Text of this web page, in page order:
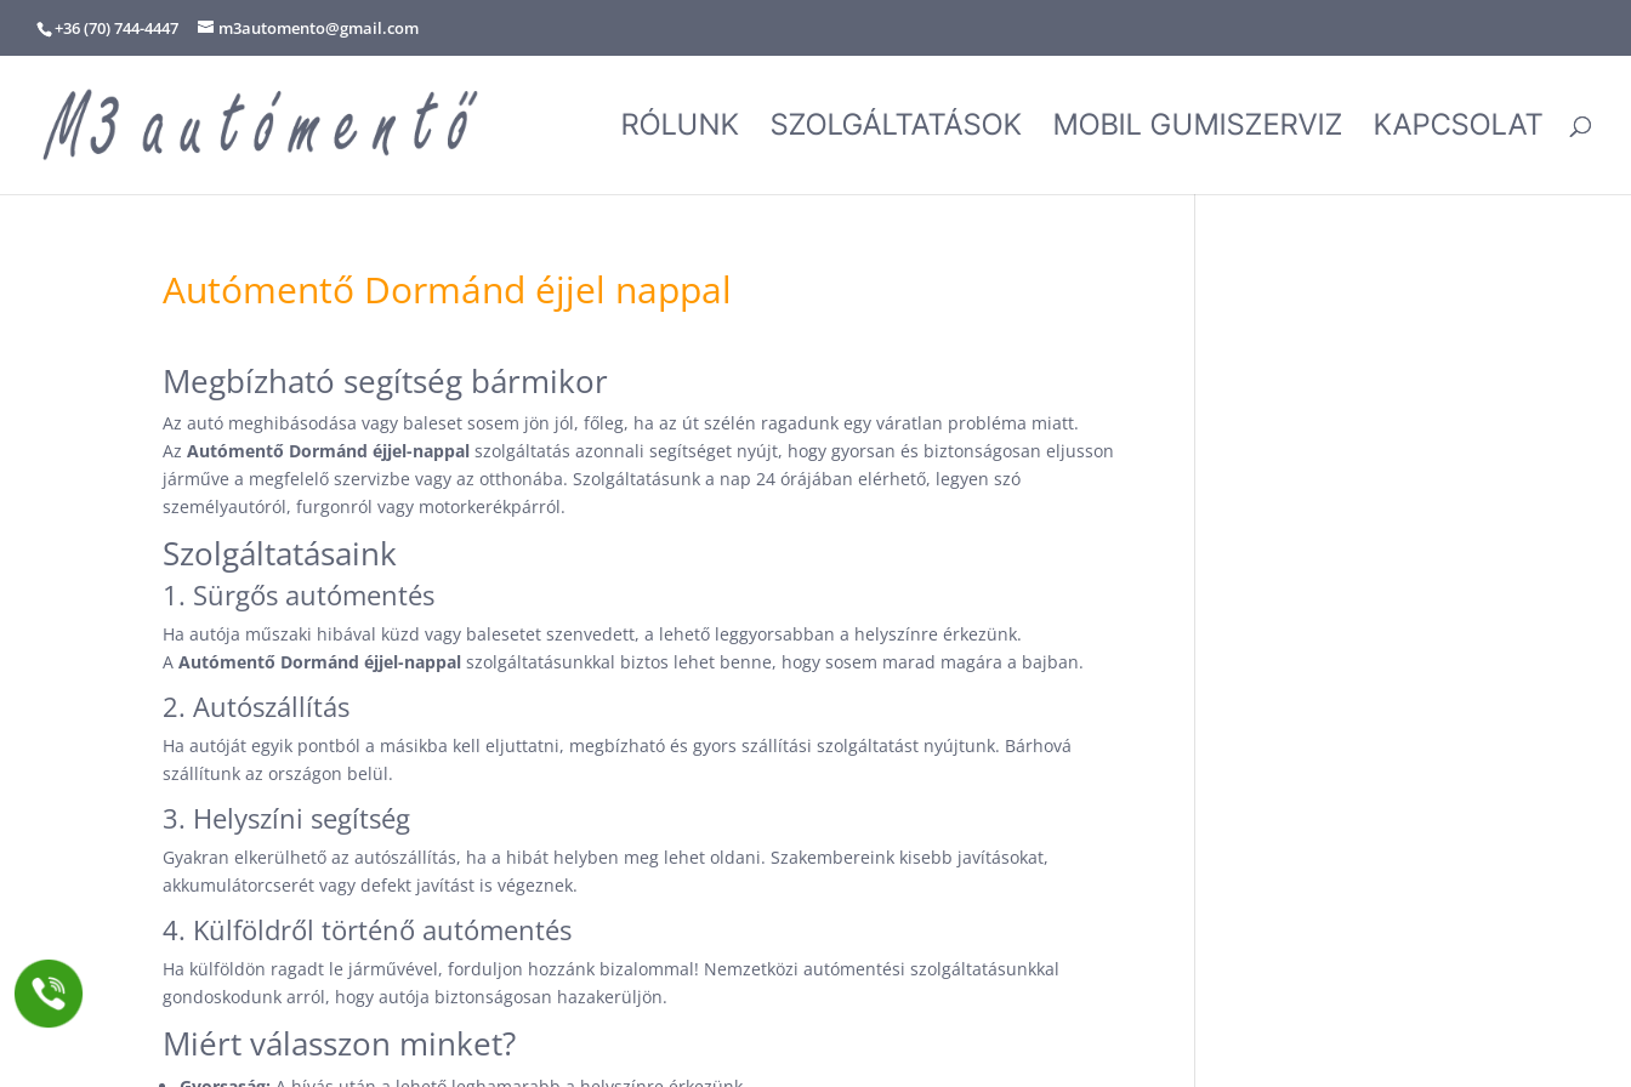
+36 (70) 744-4447 m3automento@gmail.com
RÓLUNK SZOLGÁLTATÁSOK MOBIL GUMISZERVIZ KAPCSOLAT
Autómentő Dormánd éjjel nappal
Megbízható segítség bármikor
Az autó meghibásodása vagy baleset sosem jön jól, főleg, ha az út szélén ragadunk egy váratlan probléma miatt.
AzAutómentő Dormánd éjjel-nappal szolgáltatás azonnali segítséget nyújt, hogy gyorsan és biztonságosan eljusson
járműve a megfelelő szervizbe vagy az otthonába. Szolgáltatásunk a nap 24 órájában elérhető, legyen szó
személyautóról, furgonról vagy motorkerékpárról.
Szolgáltatásaink
1. Sürgős autómentés
Ha autója műszaki hibával küzd vagy balesetet szenvedett, a lehető leggyorsabban a helyszínre érkezünk.
AAutómentő Dormánd éjjel-nappal szolgáltatásunkkal biztos lehet benne, hogy sosem marad magára a bajban.
2. Autószállítás
Ha autóját egyik pontból a másikba kell eljuttatni, megbízható és gyors szállítási szolgáltatást nyújtunk. Bárhová
szállítunk az országon belül.
3. Helyszíni segítség
Gyakran elkerülhető az autószállítás, ha a hibát helyben meg lehet oldani. Szakembereink kisebb javításokat,
akkumulátorcserét vagy defekt javítást is végeznek.
4. Külföldről történő autómentés
Ha külföldön ragadt le járművével, forduljon hozzánk bizalommal! Nemzetközi autómentési szolgáltatásunkkal
gondoskodunk arról, hogy autója biztonságosan hazakerüljön.
Miért válasszon minket?